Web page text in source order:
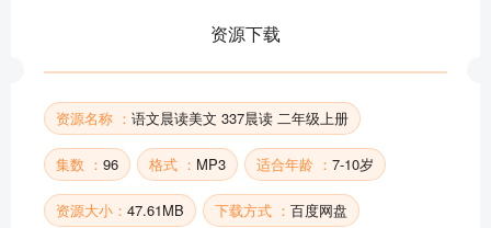
年级诵读 二年级上册 第二单元 第四周 6.八月的太阳
语文晨读美文 二年级上册 第三单元 第五周 1.一只小
船向南摇
语文晨读美文 二年级上册 第三单元 第五周 2.复字诗
语文晨读美文 二年级上册 第三单元 第五周 3.火红的
枫叶
语文晨读美文 二年级上册 第三单元 第五周 4.小虾米
资源下载
资源名称 ： 语文晨读美文 337晨读 二年级上册
集数 ： 96 格式 ： MP3 适合年龄 ： 7-10岁
资源大小： 47.61MB 下载方式 ： 百度网盘